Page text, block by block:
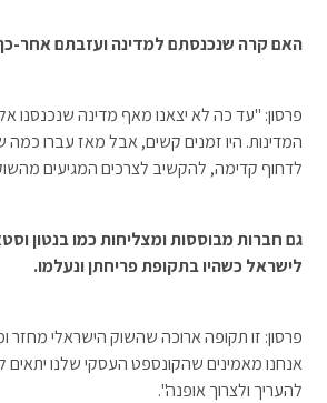
האם קרה שנכנסתם למדינה ועזבתם אחר-
פרסון: "עד כה לא יצאנו מאף מדינה שנכנסנו
המדינות. היו זמנים קשים, אבל מאז עברו כמה
לדחוף קדימה, להקשיב לצרכים המגיעים
גם חברות מבוססות ומצליחות כמו בנטון
לישראל כשהיו בתקופת פריחתן ונעלמו.
פרסון: זו תקופה ארוכה שהשוק הישראלי מחזר
אנחנו מאמינים שהקונספט העסקי שלנו יתאים
להעריך ולצרוך אופנה".